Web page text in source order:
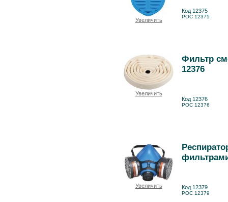
Увеличить
Код 12375
РОС 12375
Увеличить
Фильтр
12376
Код 12376
РОС 12376
Увеличить Код 12379
РОС 12379